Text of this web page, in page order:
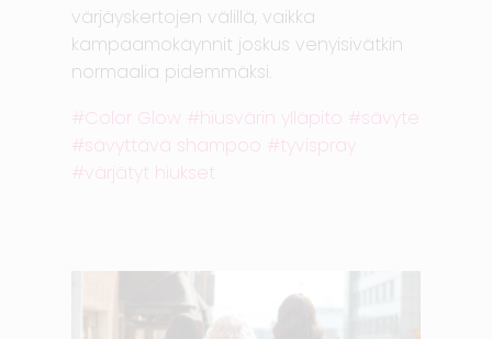
värjäyskertojen välillä, vaikka
kampaamokäynnit joskus venyisivätkin
normaalia pidemmäksi.
Color Glow
hiusvärin ylläpito
sävyte
sävyttävä shampoo
tyvispray
värjätyt hiukset